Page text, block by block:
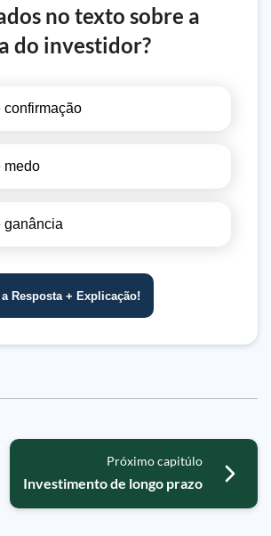
no texto sobre a
do investidor?
confirmação
medo
ganância
Resposta + Explicação!
Próximo capitúlo
Investimento de longo prazo